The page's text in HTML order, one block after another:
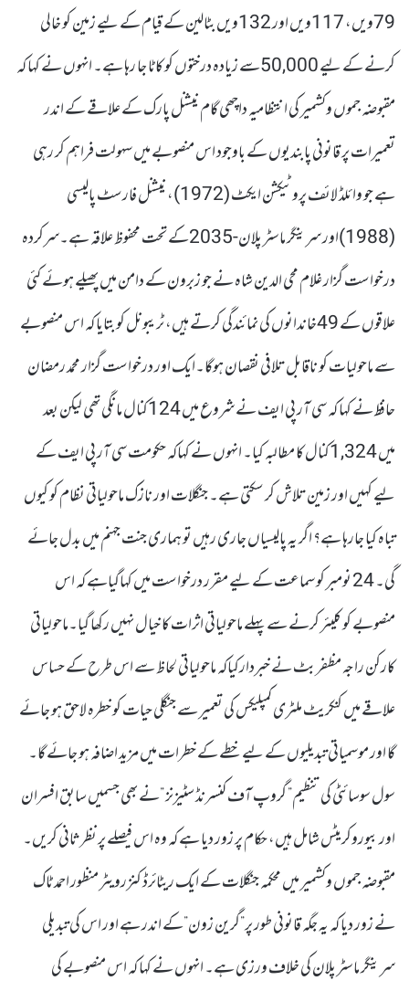
79ویں، 117ویں اور 132ویں بٹالین کے قیام کے لیے زمین کو خالی
کرنے کے لیے 50,000سے زیادہ درختوں کو کاٹا جا رہا ہے۔ انہوں نے کہا کہ
مقبوضہ جموں وکشمیر کی انتظامیہ داچھی گام نیشنل پارک کے علاقے کے اندر
تعمیرات پر قانونی پابندیوں کے باوجود اس منصوبے میں سہولت فراہم کر رہی
ہے جو وائلڈ لائف پروٹیکشن ایکٹ (1972)، نیشنل فارسٹ پالیسی
(1988)اور سرینگر ماسٹر پلان-2035کے تحت محفوظ علاقہ ہے۔سرکردہ
درخواست گزار غلام محی الدین شاہ نے جو زبرون کے دامن میں پھیلے ہوئے کئی
علاقوں کے 49خاندانوں کی نمائندگی کرتے ہیں، ٹریبونل کو بتایا کہ اس منصوبے
سے ماحولیات کو ناقابل تلافی نقصان ہوگا۔ایک اور درخواست گزار محمد رمضان
حافظ نے کہا کہ سی آر پی ایف نے شروع میں 124کنال مانگی تھی لیکن بعد
میں 1,324کنال کا مطالبہ کیا۔ انہوں نے کہاکہ حکومت سی آر پی ایف کے
لیے کہیں اور زمین تلاش کر سکتی ہے۔ جنگلات اور نازک ماحولیاتی نظام کو کیوں
تباہ کیا جارہا ہے؟ اگر یہ پالیسیاں جاری رہیں تو ہماری جنت جہنم میں بدل جائے
گی۔ 24 نومبر کو سماعت کے لیے مقرر درخواست میں کہاگیاہے کہ اس
منصوبے کو کلیئر کرنے سے پہلے ماحولیاتی اثرات کا خیال نہیں رکھا گیا۔ماحولیاتی
کارکن راجہ مظفر بٹ نے خبردارکیاکہ ماحولیاتی لحاظ سے اس طرح کے حساس
علاقے میں کنکریٹ ملٹری کمپلیکس کی تعمیر سے جنگلی حیات کو خطرہ لاحق ہو جائے
گا اور موسمیاتی تبدیلیوں کے لیے خطے کے خطرات میں مزید اضافہ ہو جائے گا۔
سول سوسائٹی کی تنظیم” گروپ آف کنسرنڈ سٹیزنز ”نے بھی جسمیں سابق افسران
اور بیوروکریٹس شامل ہیں، حکام پر زور دیا ہے کہ وہ اس فیصلے پر نظر ثانی کریں۔
مقبوضہ جموں وکشمیر میں محکمہ جنگلات کے ایک ریٹائرڈ کنزرویٹر منظور احمد ٹاک
نے زور دیا کہ یہ جگہ قانونی طور پر”گرین زون”کے اندر ہے اور اس کی تبدیلی
سرینگر ماسٹر پلان کی خلاف ورزی ہے۔ انہوں نے کہا کہ اس منصوبے کی